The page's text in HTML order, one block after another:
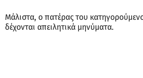
Μάλιστα, ο πατέρας του
δέχονται απειλητικά μηνύματα.